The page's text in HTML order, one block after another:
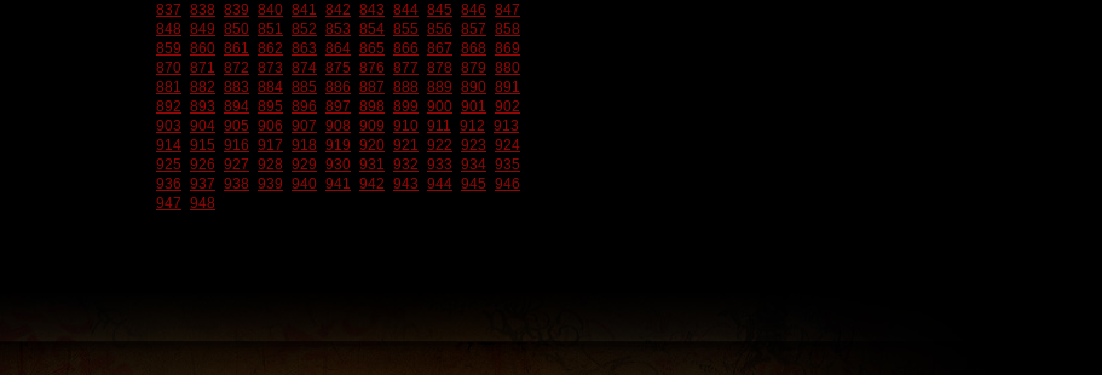
837 838 839 840 841 842 843 844 845 846 847
848 849 850 851 852 853 854 855 856 857 858
859 860 861 862 863 864 865 866 867 868 869
870 871 872 873 874 875 876 877 878 879 880
881 882 883 884 885 886 887 888 889 890 891
892 893 894 895 896 897 898 899 900 901 902
903 904 905 906 907 908 909 910 911 912 913
914 915 916 917 918 919 920 921 922 923 924
925 926 927 928 929 930 931 932 933 934 935
936 937 938 939 940 941 942 943 944 945 946
947 948